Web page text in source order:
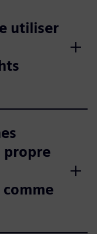
utiliser
propre